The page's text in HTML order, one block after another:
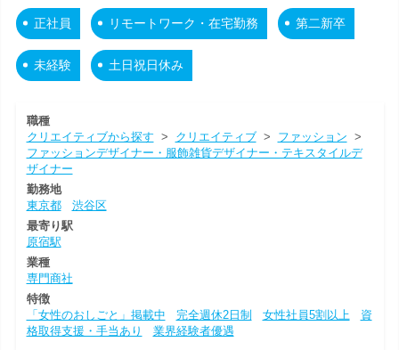
正社員 リモートワーク・在宅勤務 第二新卒
未経験 土日祝日休み
職種
クリエイティブから探す > クリエイティブ> ファッション >
ファッションデザイナー・服飾雑貨デザイナー・テキスタイルデ
ザイナー
勤務地
東京都
渋谷区
最寄り駅
原宿駅
業種
専門商社
特徴
「女性のおしごと」掲載中
完全週休2日制 女性社員5割以上
資
格取得支援・手当あり
業界経験者優遇